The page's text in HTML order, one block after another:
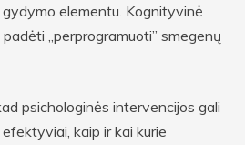
elementu. Kognityvinė
„perprogramuoti” smegenų
psichologinės intervencijos gali
kaip ir kai kurie